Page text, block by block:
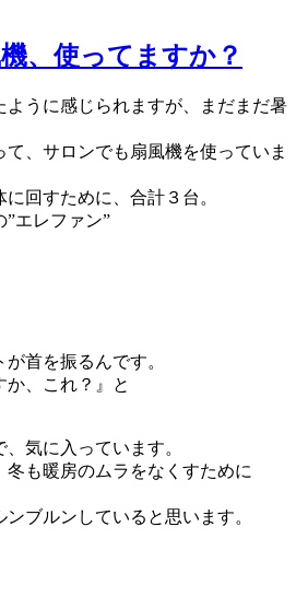
、使ってますか？
ように感じられますが、まだまだ暑
、サロンでも扇風機を使っていま
回すために、合計３台。
”エレファン”
首を振るんです。
か、これ？』と
気に入っています。
も暖房のムラをなくすために
ブルンしていると思います。